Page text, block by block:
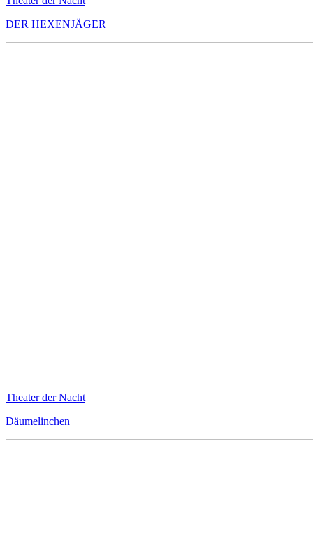
DER HEXENJÄGER
Theater der Nacht
Däumelinchen